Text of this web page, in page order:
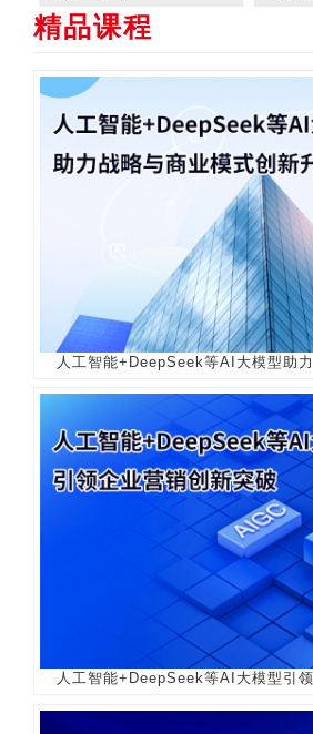
精品课程
人工智能+DeepSeek等AI大模型助力
人工智能+DeepSeek等AI大模型引领